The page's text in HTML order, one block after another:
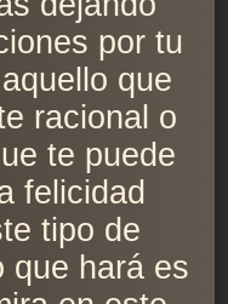
por tu
que
racional o
te puede
felicidad
tipo de
que hará es